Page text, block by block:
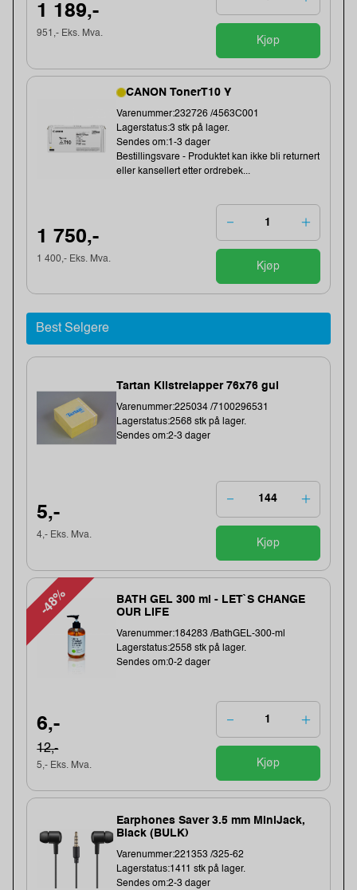
1 189,-
951,- Eks. Mva.
Kjøp
CANON TonerT10 Y
Varenummer:232726 /4563C001
Lagerstatus:3 stk på lager.
Sendes om:1-3 dager
Bestillingsvare - Produktet kan ikke bli returnert
eller kansellert etter ordrebek...
1 750,-
1 400,- Eks. Mva.
Kjøp
Best Selgere
Tartan Klistrelapper 76x76 gul
Varenummer:225034 /7100296531
Lagerstatus:2568 stk på lager.
Sendes om:2-3 dager
5,-
4,- Eks. Mva.
Kjøp
-48%
BATH GEL 300 ml - LET`S CHANGE
OUR LIFE
Varenummer:184283 /BathGEL-300-ml
Lagerstatus:2558 stk på lager.
Sendes om:0-2 dager
6,-
12,-
5,- Eks. Mva. Kjøp
Earphones Saver 3.5 mm MiniJack,
Black (BULK)
Varenummer:221353 /325-62
Lagerstatus:1411 stk på lager.
Sendes om:2-3 dager